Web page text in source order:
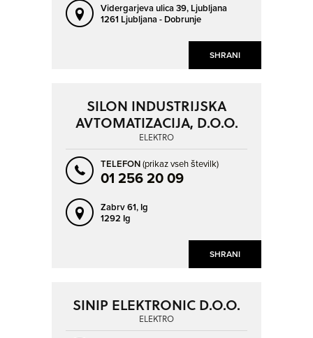
SHRANI
Vidergarjeva ulica 39, Ljubljana
1261 Ljubljana - Dobrunje
SHRANI
SILON INDUSTRIJSKA
AVTOMATIZACIJA, D.O.O.
ELEKTRO
TELEFON(prikaz vseh številk)
01 256 20 09
Zabrv 61, Ig
1292 Ig
SINIP ELEKTRONIC D.O.O.
ELEKTRO